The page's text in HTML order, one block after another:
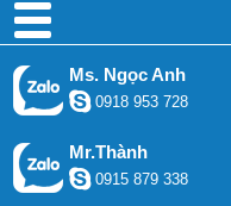
Ms. Ngọc Anh
0918 953 728
Mr.Thành
0915 879 338